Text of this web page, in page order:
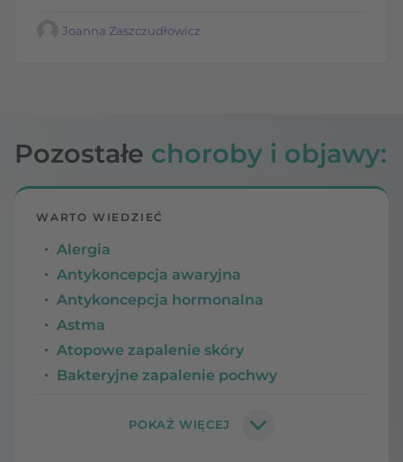
Joanna Zaszczudłowicz
Pozostałe choroby i objawy:
WARTO WIEDZIEĆ
Alergia
Antykoncepcja awaryjna
Antykoncepcja hormonalna
Astma
Atopowe zapalenie skóry
Bakteryjne zapalenie pochwy